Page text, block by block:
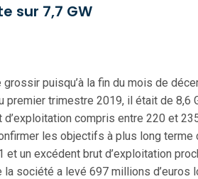
sur 7,7 GW
puisqu’à la fin du mois de
premier trimestre 2019, il était de 8,6
compris entre 220 et
les objectifs à plus long
un excédent brut d’exploitation
société a levé 697 millions